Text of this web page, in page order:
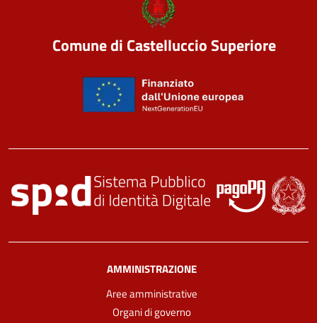
Comune di Castelluccio Superiore
AMMINISTRAZIONE
Aree amministrative
Organi di governo